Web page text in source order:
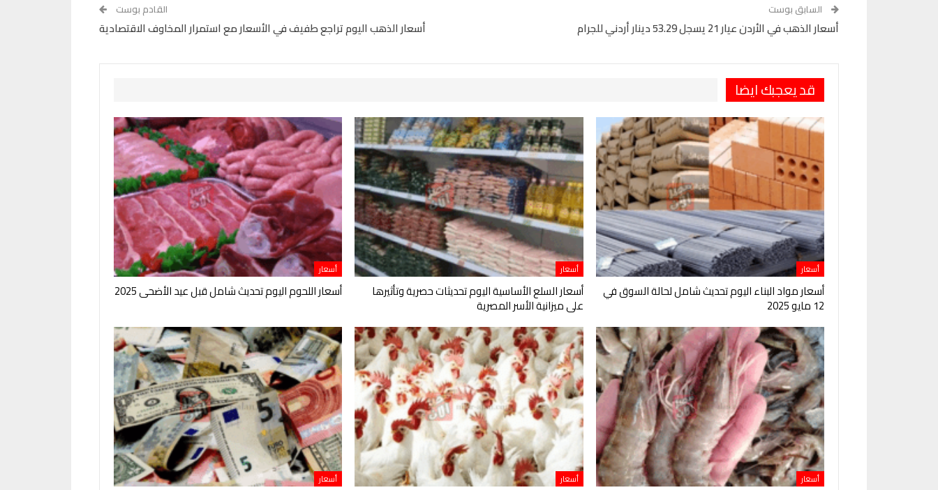
السابق بوست
أسعار الذهب في الأردن عيار 21 يسجل 53.29 دينار أردني للجرام
القادم بوست
أسعار الذهب اليوم تراجع طفيف في الأسعار مع استمرار المخاوف الاقتصادية
قد يعجبك ايضا
أسعار
أسعار مواد البناء اليوم تحديث شامل لحالة السوق في
12 مايو 2025
أسعار
أسعار السلع الأساسية اليوم تحديثات حصرية وتأثيرها
على ميزانية الأسر المصرية
أسعار
أسعار اللحوم اليوم تحديث شامل قبل عيد الأضحى 2025
أسعار أسعار أسعار